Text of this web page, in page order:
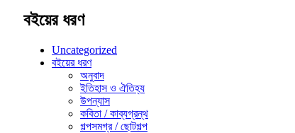
বইয়ের ধরণ
Uncategorized
বইয়ের ধরণ
অনুবাদ
ইতিহাস ও ঐতিহ্য
উপন্যাস
কবিতা / কাব্যগ্রন্থ
গল্পসমগ্র / ছোটগল্প